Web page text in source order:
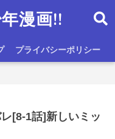
漫画!!
プライバシーポリシー
[8-1話]新しいミッ